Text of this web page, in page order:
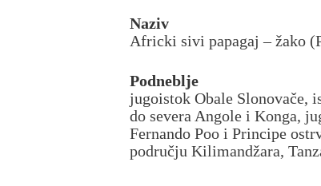
Naziv
Africki sivi papagaj – žako
Podneblje
jugoistok Obale Slonovače,
do severa Angole i Konga,
Fernando Poo i Principe
području Kilimandžara,